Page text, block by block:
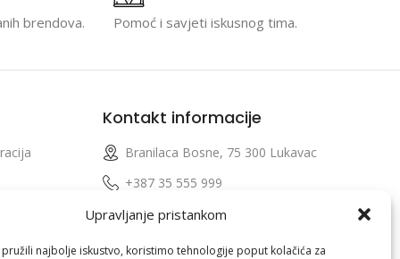
Upravljanje pristankom
najbolje iskustvo, koristimo tehnologije poput kolačića za
brendova. Pomoć i savjeti iskusnog tima.
Kontakt informacije
Branilaca Bosne, 75 300 Lukavac
+387 35 555 999
info@pconer.ba
ID: 4210115760008